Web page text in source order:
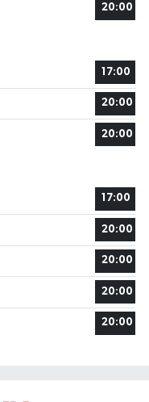
20:00
17:00
20:00
20:00
17:00
20:00
20:00
20:00
20:00